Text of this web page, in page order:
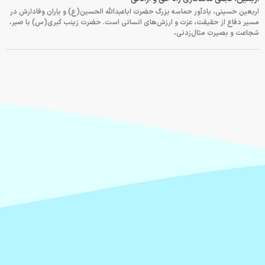
اربعین حسینی، یادآور حماسه بزرگ حضرت اباعبدالله الحسین(ع) و یاران وفادارش در
مسیر دفاع از حقیقت، عزت و ارزش‌های انسانی است. حضرت زینب کبری(س) با صبر،
شجاعت و بصیرت مثال‌زدنی،